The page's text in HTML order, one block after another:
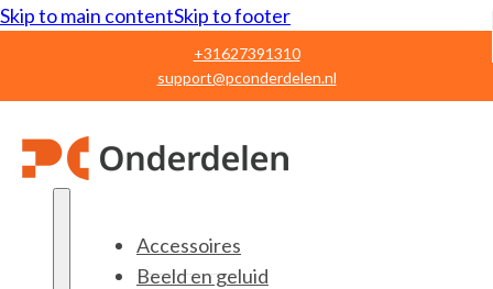
Skip to main contentSkip to footer
+31627391310
support@pconderdelen.nl
Accessoires
Beeld en geluid